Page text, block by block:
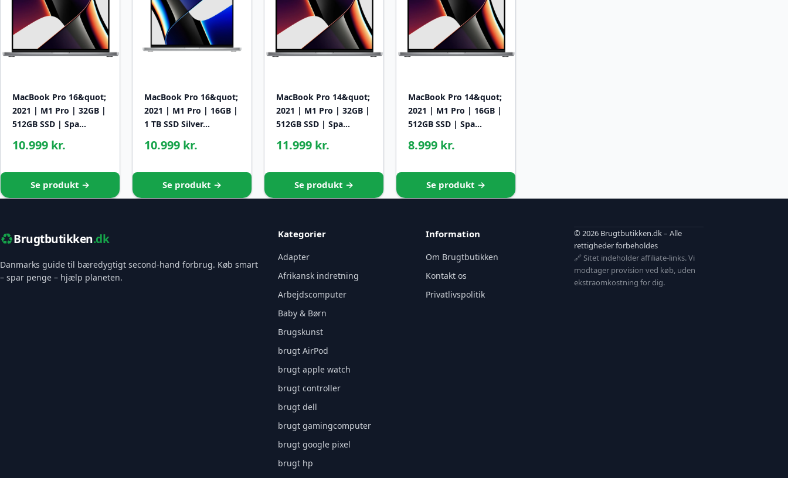
MacBook Pro 16&quot;
2021 | M1 Pro | 32GB |
512GB SSD | Spa…
10.999 kr.
Se produkt →
MacBook Pro 16&quot;
2021 | M1 Pro | 16GB |
1 TB SSD Silver…
10.999 kr.
Se produkt →
MacBook Pro 14&quot;
2021 | M1 Pro | 32GB |
512GB SSD | Spa…
11.999 kr.
Se produkt →
MacBook Pro 14&quot;
2021 | M1 Pro | 16GB |
512GB SSD | Spa…
8.999 kr.
Se produkt →
♻️Brugtbutikken.dk
Danmarks guide til bæredygtigt second-hand forbrug. Køb smart
– spar penge – hjælp planeten.
Kategorier
Adapter
Afrikansk indretning
Arbejdscomputer
Baby & Børn
Brugskunst
brugt AirPod
brugt apple watch
brugt controller
brugt dell
brugt gamingcomputer
brugt google pixel
brugt hp
Information
Om Brugtbutikken
Kontakt os
Privatlivspolitik
© 2026 Brugtbutikken.dk – Alle
rettigheder forbeholdes
🔗 Sitet indeholder affiliate-links. Vi
modtager provision ved køb, uden
ekstraomkostning for dig.